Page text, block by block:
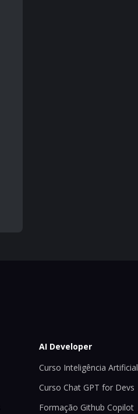
AI Developer
Curso Inteligência Artificial
Curso Chat GPT for Devs
Formação Github Copilot